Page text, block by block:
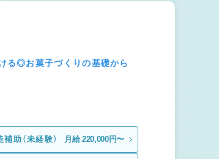
る◎お菓子づくりの基礎から
助（未経験） 月給 220,000円〜